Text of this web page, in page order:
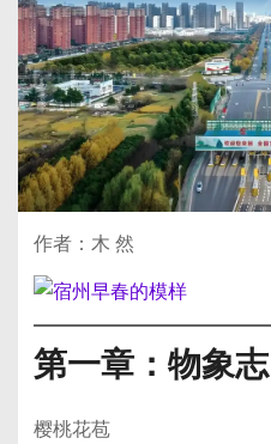
作者：木 然
第一章：物象志
樱桃花苞